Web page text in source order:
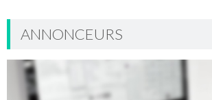
ANNONCEURS